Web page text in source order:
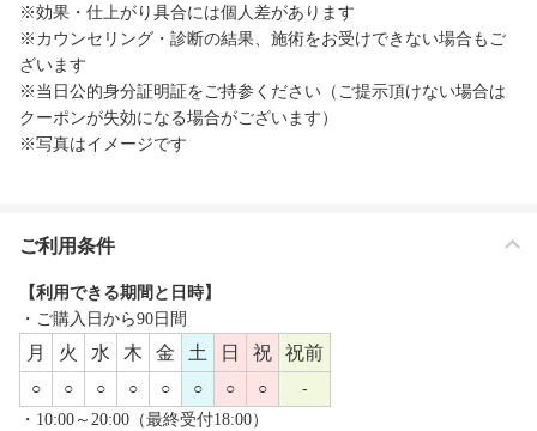
※効果・仕上がり具合には個人差があります
※カウンセリング・診断の結果、施術をお受けできない場合もご
ざいます
※当日公的身分証明証をご持参ください（ご提示頂けない場合は
クーポンが失効になる場合がございます）
※写真はイメージです
ご利用条件
【利用できる期間と日時】
・ご購入日から90日間
月 火 水 木 金 土 日 祝 祝前
○ ○ ○ ○ ○ ○ ○ ○
-
・10:00～20:00（最終受付18:00）